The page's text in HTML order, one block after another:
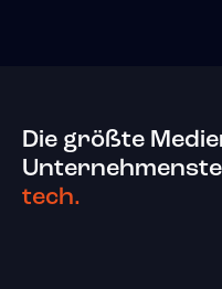
Die größte
tech.